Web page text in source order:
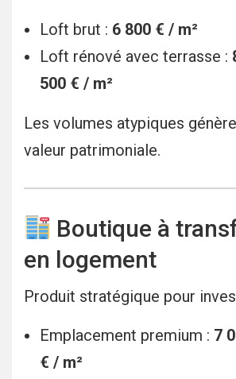
Loft brut : 6 800 € / m²
Loft rénové avec terrasse :
500 € / m²
Les volumes atypiques
valeur patrimoniale.
Boutique à
en logement
Produit stratégique pour
Emplacement premium : 7
€ / m²